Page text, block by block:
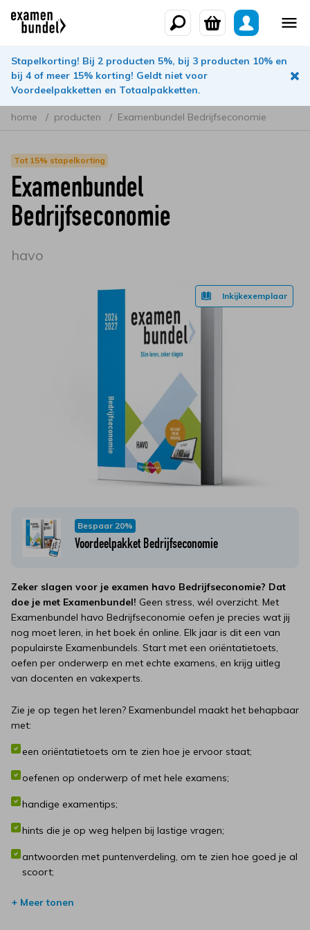
Stapelkorting! Bij 2 producten 5%, bij 3 producten 10% en
bij 4 of meer 15% korting! Geldt niet voor
Voordeelpakketten en Totaalpakketten.
home producten Examenbundel Bedrijfseconomie
Inkijkexemplaar
Tot 15% stapelkorting
Examenbundel
Bedrijfseconomie
havo
Bespaar 20%
Voordeelpakket Bedrijfseconomie
Zeker slagen voor je examen havo Bedrijfseconomie? Dat
doe je met Examenbundel! Geen stress, wél overzicht. Met
Examenbundel havo Bedrijfseconomie oefen je precies wat jij
nog moet leren, in het boek én online. Elk jaar is dit een van
populairste Examenbundels. Start met een oriëntatietoets,
oefen per onderwerp en met echte examens, en krijg uitleg
van docenten en vakexperts.
Zie je op tegen het leren? Examenbundel maakt het behapbaar
met:
een oriëntatietoets om te zien hoe je ervoor staat;
oefenen op onderwerp of met hele examens;
handige examentips;
hints die je op weg helpen bij lastige vragen;
antwoorden met puntenverdeling, om te zien hoe goed je al
scoort;
meteen toegang tot je eigen online dashboard met nog
+ Meer tonen